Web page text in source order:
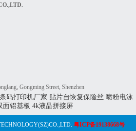
Gongming Street, Shenzhen
条码打印机厂家 贴片自恢复保险丝 喷粉电泳
面铝基板 4k液晶拼接屏
粤ICP备19138668号